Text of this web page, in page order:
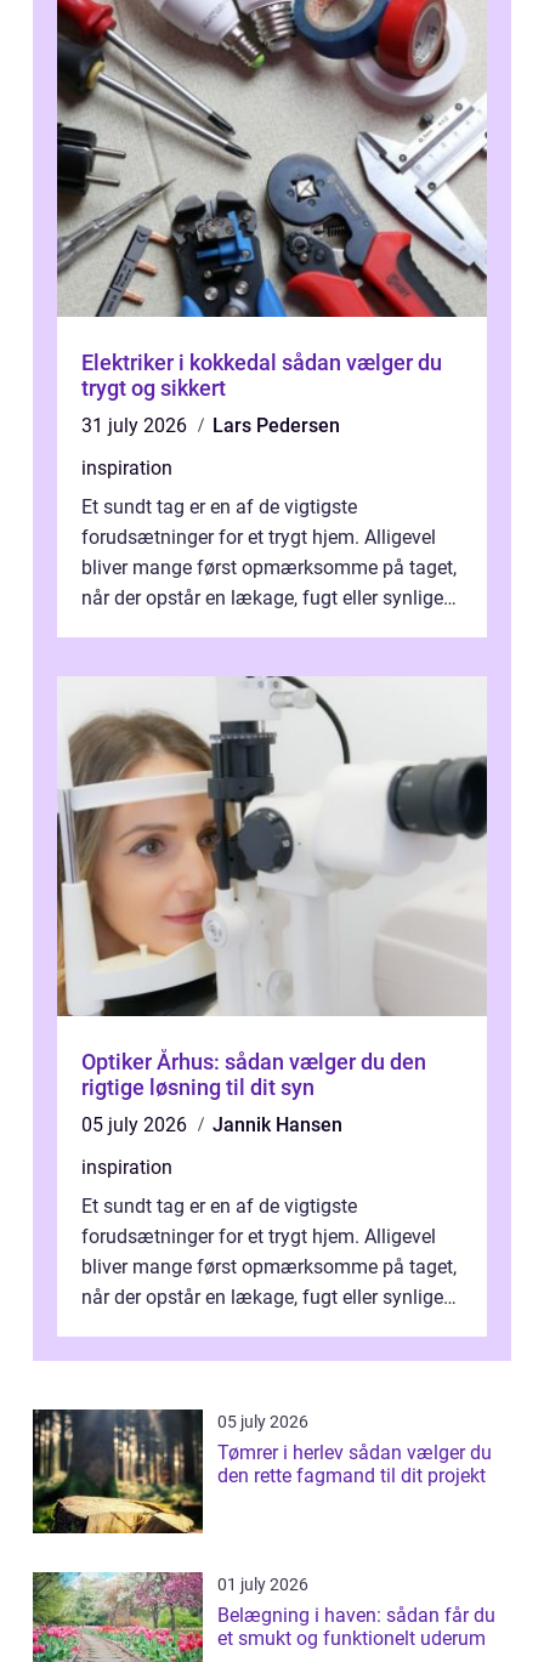
Elektriker i kokkedal sådan vælger du
trygt og sikkert
31 july 2026
Lars Pedersen
inspiration
Et sundt tag er en af de vigtigste
forudsætninger for et trygt hjem. Alligevel
bliver mange først opmærksomme på taget,
når der opstår en lækage, fugt eller synlige
Optiker Århus: sådan vælger du den
rigtige løsning til dit syn
05 july 2026
Jannik Hansen
inspiration
Et sundt tag er en af de vigtigste
forudsætninger for et trygt hjem. Alligevel
bliver mange først opmærksomme på taget,
når der opstår en lækage, fugt eller synlige
05 july 2026
Tømrer i herlev sådan vælger du
den rette fagmand til dit projekt
01 july 2026
Belægning i haven: sådan får du
et smukt og funktionelt uderum